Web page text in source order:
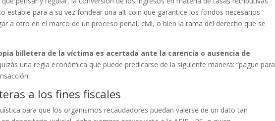
estable para a su vez fondear una alt coin que garantice los fondos necesarios
a otro en el marco de un proceso penal, civil, o bien la rama del derecho que se
billetera de la víctima es acertada ante la carencia o ausencia de
una regla económica que puede predicarse de la siguiente manera: “pague para
a los fines fiscales
para que los organismos recaudadores puedan valerse de un dato tan